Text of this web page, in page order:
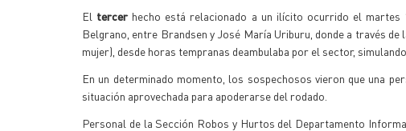
El tercer hecho está relacionado a un ilícito ocurrido el
Belgrano, entre Brandsen y José María Uriburu, donde a través
mujer), desde horas tempranas deambulaba por el sector,
En un determinado momento, los sospechosos vieron que una
situación aprovechada para apoderarse del rodado.
Personal de la Sección Robos y Hurtos del Departamento